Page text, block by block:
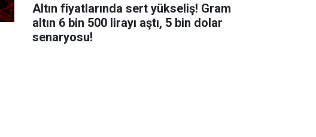
Altın fiyatlarında sert yükseliş! Gram
altın 6 bin 500 lirayı aştı, 5 bin dolar
senaryosu!